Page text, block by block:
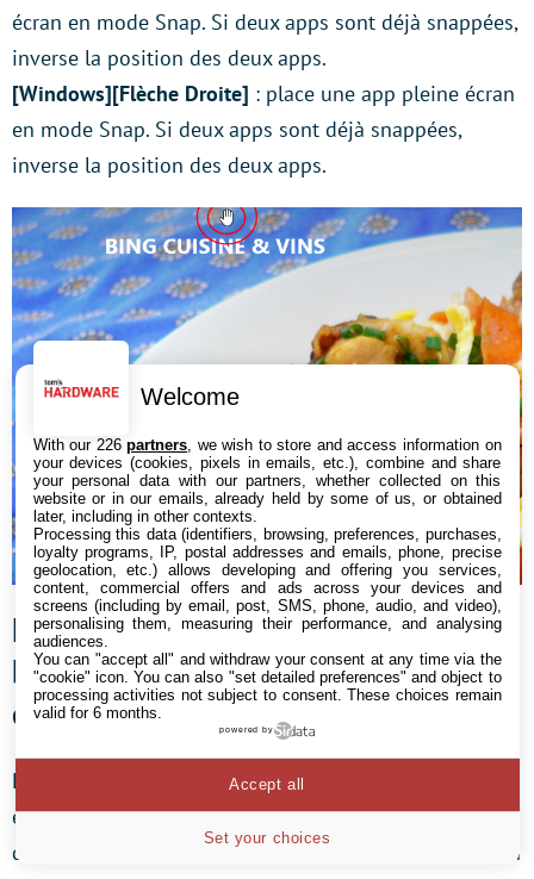
écran en mode Snap. Si deux apps sont déjà snappées,
inverse la position des deux apps.
[Windows][Flèche Droite] : place une app pleine écran
en mode Snap. Si deux apps sont déjà snappées,
inverse la position des deux apps.
Maîtrisez le mode Snap #2 :
basculez temporairement en plein
écran
Le mode Auto-Snap(auto-ancrage) est une trouvaille
ergonomique très pratique. Typiquement, lorsqu’on est
dans l’application Courrier et que l’on clique sur un lien
Welcome
With our 226partners , we wish to store and access information on
your devices (cookies, pixels in emails, etc.), combine and share
your personal data with our partners, whether collected on this
website or in our emails, already held by some of us, or obtained
later, including in other contexts.
Processing this data (identifiers, browsing, preferences, purchases,
loyalty programs, IP, postal addresses and emails, phone, precise
geolocation, etc.) allows developing and offering you services,
content, commercial offers and ads across your devices and
screens (including by email, post, SMS, phone, audio, and video),
personalising them, measuring their performance, and analysing
audiences.
You can "accept all" and withdraw your consent at any time via the
"cookie" icon. You can also "set detailed preferences" and object to
processing activities not subject to consent. These choices remain
valid for 6 months.
powered by
Set your choices
Accept all